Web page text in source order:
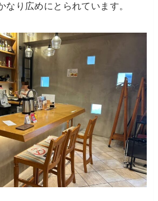
なり広めにとられています。